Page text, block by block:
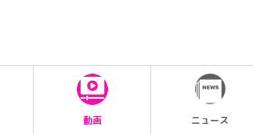
動画 ニュース